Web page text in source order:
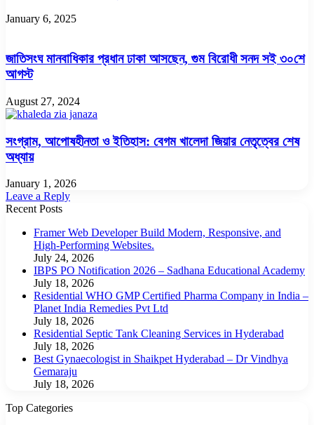
January 6, 2025
জাতিসংঘ মানবাধিকার প্রধান ঢাকা আসছেন, গুম বিরোধী সনদ সই ৩০শে
আগস্ট
August 27, 2024
সংগ্রাম, আপোষহীনতা ও ইতিহাস: বেগম খালেদা জিয়ার নেতৃত্বের শেষ
অধ্যায়
January 1, 2026
Leave a Reply
Recent Posts
Framer Web Developer Build Modern, Responsive, and
High-Performing Websites.
July 24, 2026
IBPS PO Notification 2026 – Sadhana Educational Academy
July 18, 2026
Residential WHO GMP Certified Pharma Company in India –
Planet India Remedies Pvt Ltd
July 18, 2026
Residential Septic Tank Cleaning Services in Hyderabad
July 18, 2026
Best Gynaecologist in Shaikpet Hyderabad – Dr Vindhya
Gemaraju
July 18, 2026
Top Categories